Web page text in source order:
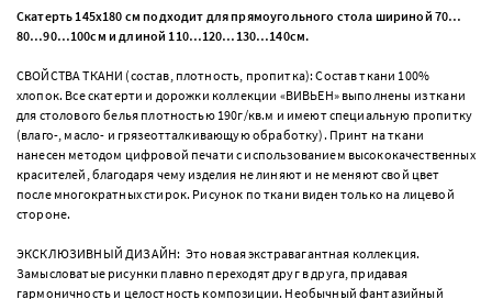
Скатерть 145х180 см подходит для прямоугольного стола шириной 70…
80…90…100см и длиной 110…120…130…140см.
СВОЙСТВА ТКАНИ (состав, плотность, пропитка): Состав ткани 100%
хлопок. Все скатерти и дорожки коллекции «ВИВЬЕН» выполнены из ткани
для столового белья плотностью 190г/кв.м и имеют специальную пропитку
(влаго-, масло- и грязеотталкивающую обработку). Принт на ткани
нанесен методом цифровой печати с использованием высококачественных
красителей, благодаря чему изделия не линяют и не меняют свой цвет
после многократных стирок. Рисунок по ткани виден только на лицевой
стороне.
ЭКСКЛЮЗИВНЫЙ ДИЗАЙН: Это новая экстравагантная коллекция.
Замысловатые рисунки плавно переходят друг в друга, придавая
гармоничность и целостность композиции. Необычный фантазийный